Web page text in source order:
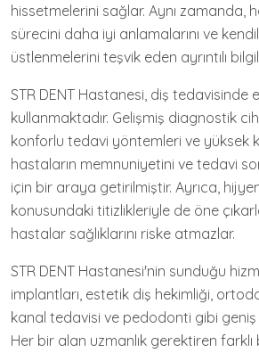
hissetmelerini sağlar. Aynı zamanda,
sürecini daha iyi anlamalarını ve
üstlenmelerini teşvik eden ayrıntılı
STR DENT Hastanesi, diş tedavisinde
kullanmaktadır. Gelişmiş diagnostik
konforlu tedavi yöntemleri ve yüksek
hastaların memnuniyetini ve tedavi
için bir araya getirilmiştir. Ayrıca,
konusundaki titizlikleriyle de öne
hastalar sağlıklarını riske atmazlar.
STR DENT Hastanesi'nin sunduğu
implantları, estetik diş hekimliği,
kanal tedavisi ve pedodonti gibi
Her bir alan uzmanlık gerektiren farklı